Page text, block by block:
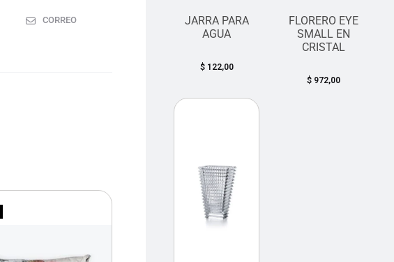
CORREO
JARRA PARA
AGUA
$122,00
FLORERO EYE
SMALL EN
CRISTAL
$972,00